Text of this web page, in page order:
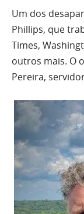
Um dos
Phillips, que
Times,
outros mais. O
Pereira,